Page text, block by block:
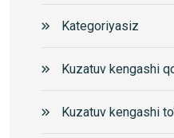
Kategoriyasiz
Kuzatuv kengashi
Kuzatuv kengashi